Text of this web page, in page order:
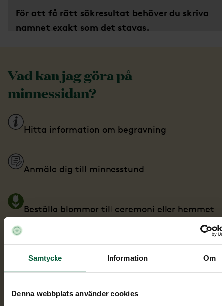
Samtycke Information Om
Denna webbplats använder cookies
För att få rätt sökresultat behöver du skriva
namnet exakt som det stavas.
Minnessida.
Vad kan jag göra på
minnessidan?
Hitta information om begravning
Anmäla dig till minnesstund
Beställa blommor till ceremoni eller hemmet
Ge minnesgåva
Skriva hälsningar och dela bilder